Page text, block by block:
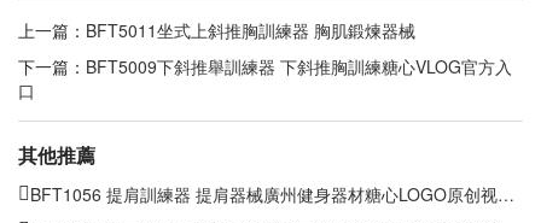
上一篇： BFT5011坐式上斜推胸訓練器 胸肌鍛煉器械
下一篇： BFT5009下斜推舉訓練器 下斜推胸訓練糖心VLOG官方入
口
其他推薦
BFT1056 提肩訓練器 提肩器械廣州健身器材糖心LOGO原创视频批發